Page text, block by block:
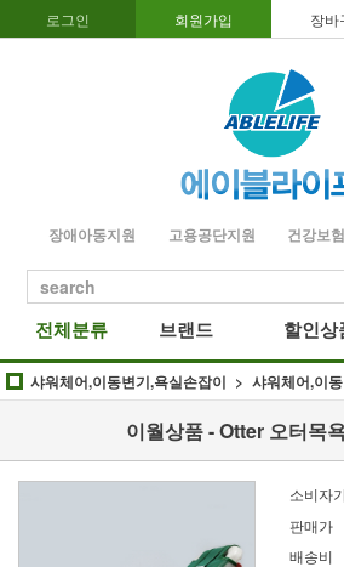
로그인 회원가입 장바
장애아동지원 고용공단지원 건강보
search
전체분류 브랜드 할인상
샤워체어,이동변기,욕실손잡이 샤워체어,이
이월상품 - Otter 오터목
소비자
판매가
배송비